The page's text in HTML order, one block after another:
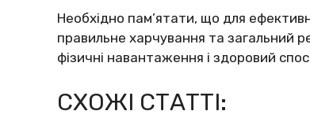
Необхідно пам’ятати, що для
правильне харчування та загальний
фізичні навантаження і здоровий
СХОЖІ СТАТТІ: